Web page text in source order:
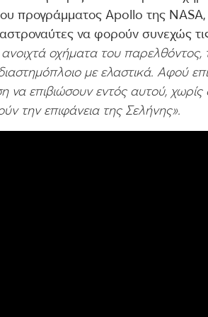
προγράμματος Apollo της NASA,
να φορούν συνεχώς
οχήματα του
με ελαστικά. Αφού
να επιβιώσουν εντός αυτού, χωρίς
την επιφάνεια της Σελήνης».